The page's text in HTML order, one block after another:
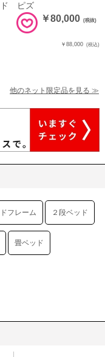
ド ピズ
￥80,000 (税抜)
￥88,000 (税込)
他のネット限定品を見る ≫
フレーム ２段ベッド
畳ベッド